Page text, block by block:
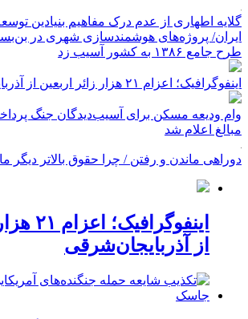
گلایه اطهاری از عدم درک مفاهیم بنیادین
ایران/ پروژه‌های هوشمندسازی شهری در
طرح جامع ۱۳۸۶ به کشور آسیب زد
اینفوگرافیک؛ اعزام ۲۱ هزار زائر اربعین از آذربایجان‌شرقی
وام ودیعه مسکن برای آسیب‌دیدگان جنگ
مبالغ اعلام شد
دوراهی ماندن و رفتن / چرا حقوق بالاتر دیگر
از آذربایجان‌شرقی